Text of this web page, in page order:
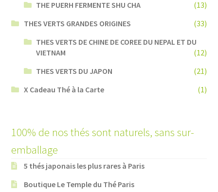
THE PUERH FERMENTE SHU CHA
(13)
THES VERTS GRANDES ORIGINES
(33)
THES VERTS DE CHINE DE COREE DU NEPAL ET DU
VIETNAM
(12)
THES VERTS DU JAPON
(21)
X Cadeau Thé à la Carte
(1)
100% de nos thés sont naturels, sans sur-
emballage
5 thés japonais les plus rares à Paris
Boutique Le Temple du Thé Paris